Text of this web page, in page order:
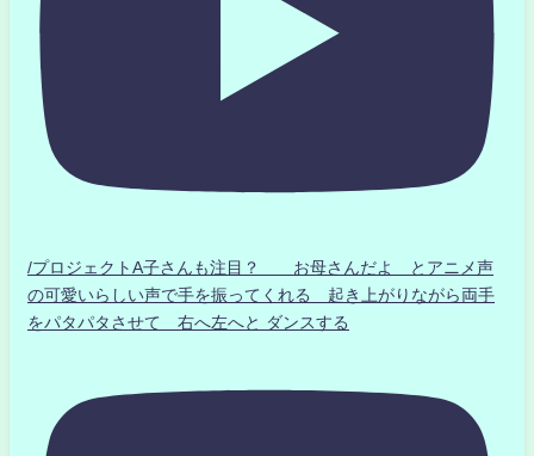
/プロジェクトA子さんも注目？ お母さんだよ とアニメ声
の可愛いらしい声で手を振ってくれる 起き上がりながら両手
をパタパタさせて 右へ左へと ダンスする